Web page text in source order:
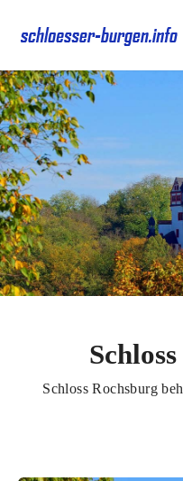
Schloss Rochsburg